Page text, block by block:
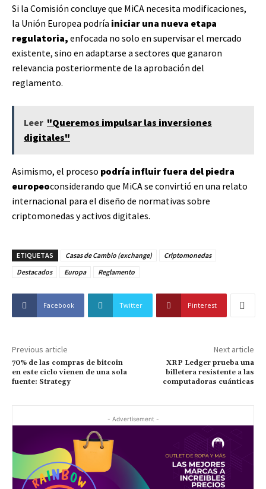
Si la Comisión concluye que MiCA necesita modificaciones,
la Unión Europea podría iniciar una nueva etapa
regulatoria, enfocada no solo en supervisar el mercado
existente, sino en adaptarse a sectores que ganaron
relevancia posteriormente de la aprobación del
reglamento.
Leer "Queremos impulsar las inversiones
digitales"
Asimismo, el proceso podría influir fuera del piedra
europeoconsiderando que MiCA se convirtió en una relato
internacional para el diseño de normativas sobre
criptomonedas y activos digitales.
ETIQUETAS Casas de Cambio (exchange)
Criptomonedas
Destacados
Europa Reglamento
Facebook Twitter Pinterest
Previous article
70% de las compras de bitcoin
en este ciclo vienen de una sola
fuente: Strategy
Next article
XRP Ledger prueba una
billetera resistente a las
computadoras cuánticas
- Advertisement -